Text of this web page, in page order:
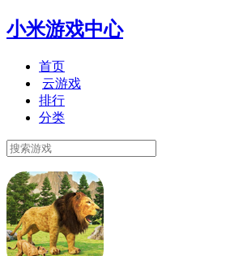
小米游戏中心
首页
云游戏
排行
分类